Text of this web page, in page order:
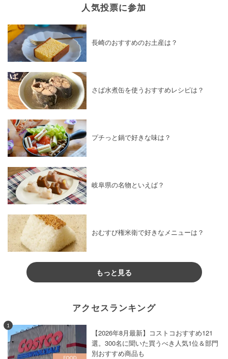
人気投票に参加
長崎のおすすめのお土産は？
さば水煮缶を使うおすすめレシピは？
プチっと鍋で好きな味は？
岐阜県の名物といえば？
おむすび権米衛で好きなメニューは？
もっと見る
アクセスランキング
1
【2026年8月最新】コストコおすすめ121
選。300名に聞いた買うべき人気1位＆部門
別おすすめ商品も